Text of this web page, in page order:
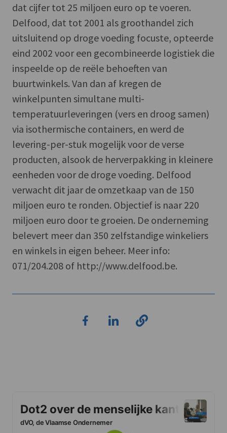
dat cijfer tot 25 miljoen euro op te voeren.
Delfood, dat tot 2001 als groothandel zich
uitsluitend op droge voeding focuste, opteerde
eind 2002 voor een gecombineerde logistiek die
inspeelde op de reële behoeften van
buurtwinkels. Van dan af kregen de
winkelpunten simultane multi-
temperatuurleveringen (vers en droog samen)
via isothermische containers, en werd de
levering-per-stuk mogelijk voor de verse
producten, alsook de herverpakking in kleinere
eenheden voor de droge voeding. Delfood
verwacht dit jaar de omzetkaap van de 150
miljoen euro te ronden. Objectief is naar 220
miljoen euro door te groeien. De onderneming
belevert meer dan 350 zelfstandige winkeliers
en winkels in eigen beheer. Meer info:
071/204.208 of http://www.delfood.be.